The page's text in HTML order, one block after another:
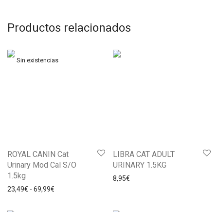
Productos relacionados
ROYAL CANIN Cat
Urinary Mod Cal S/O
1.5kg
23,49€ - 69,99€
LIBRA CAT ADULT
URINARY 1.5KG
8,95€